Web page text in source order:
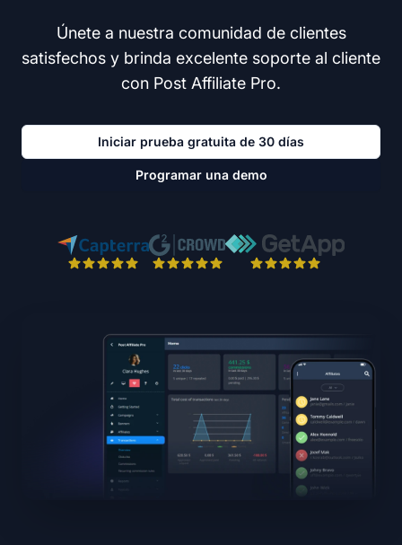
Únete a nuestra comunidad de clientes
satisfechos y brinda excelente soporte al cliente
con Post Affiliate Pro.
Iniciar prueba gratuita de 30 días
Programar una demo